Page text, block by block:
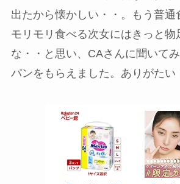
出たから懐かしい・・。もう普通
モリモリ食べる次女にはきっと物
な・・と思い、CAさんに聞いて
パンをもらえました。ありがたい